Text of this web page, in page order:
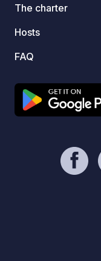
The charter
Hosts
FAQ